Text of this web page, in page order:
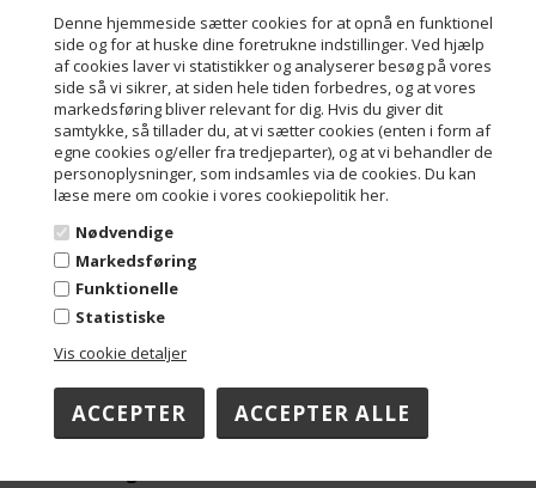
Denne hjemmeside sætter cookies for at opnå en funktionel
side og for at huske dine foretrukne indstillinger. Ved hjælp
af cookies laver vi statistikker og analyserer besøg på vores
side så vi sikrer, at siden hele tiden forbedres, og at vores
markedsføring bliver relevant for dig. Hvis du giver dit
samtykke, så tillader du, at vi sætter cookies (enten i form af
egne cookies og/eller fra tredjeparter), og at vi behandler de
personoplysninger, som indsamles via de cookies. Du kan
læse mere om cookie i vores cookiepolitik her.
Nødvendige
Markedsføring
Funktionelle
Statistiske
Vis cookie detaljer
Varenr.:15011
Kontakt
Aalborg Chokoladen ApS
9220 Aalborg Øst
Danmark
Mail: info@aalborgchokoladen.dk
Mail: faktura@aalborgchokoladen.dk
Åbningstider:
Mandag-Torsdag 08:00-16:00
Fredag 08:00-15:00